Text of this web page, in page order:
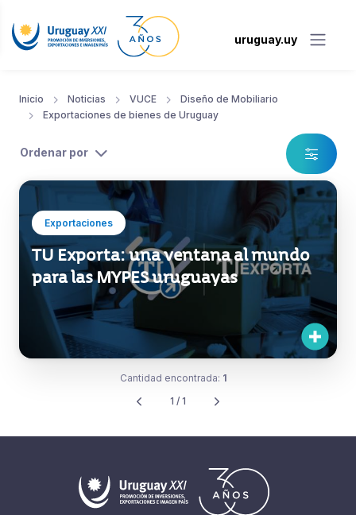
uruguay.uy
Inicio Noticias VUCE
Diseño de Mobiliario
Exportaciones de bienes de Uruguay
Ordenar por
Exportaciones
TU Exporta: una ventana al mundo
para las MYPES uruguayas
Cantidad encontrada: 1
1 / 1